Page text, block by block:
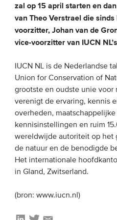
Van de
Van leden
WIE WE
zal op 15 april starten en
van Theo Verstrael die
voorzitter, Johan van de
vice-voorzitter van IUCN NL’s
IUCN NL is de Nederlandse
Union for Conservation of
grootste en oudste unie voor
verenigt de ervaring, kennis
overheden, maatschappelijke
kennisinstellingen en ruim
wereldwijde autoriteit op het
de natuur en de benodigde
Het internationale
in Gland, Zwitserland.
(bron: www.iucn.nl)